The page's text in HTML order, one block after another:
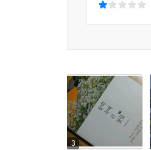
한결같은 ‘꽃 사
바라본 날카롭고 재
《문학 속에 핀 꽃들
예술적인 상징으로
3